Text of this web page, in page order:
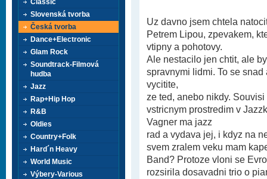
Uz davno jsem chtela
Petrem Lipou, zpevakem,
vtipny a pohotovy.
Ale nestacilo jen chtit, ale
spravnymi lidmi. To se
vycitite,
ze ted, anebo nikdy.
vstricnym prostredim v
Vagner ma jazz
rad a vydava jej, i kdyz na
svem zralem veku mam
Band? Protoze vloni se
rozsirila dosavadni trio o
Classic
Slovenská tvorba
Česká tvorba
Dance+Electronic
Glam Rock
Soundtrack-Filmová
hudba
Jazz
Rap+Hip Hop
R&B
Oldies
Country+Folk
Hard´n Heavy
World Music
Výbery-Various